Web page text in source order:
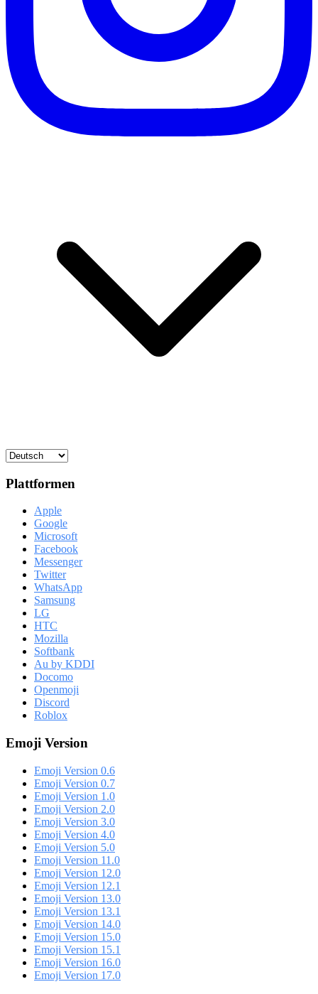
Plattformen
Apple
Google
Microsoft
Facebook
Messenger
Twitter
WhatsApp
Samsung
LG
HTC
Mozilla
Softbank
Au by KDDI
Docomo
Openmoji
Discord
Roblox
Emoji Version
Emoji Version 0.6
Emoji Version 0.7
Emoji Version 1.0
Emoji Version 2.0
Emoji Version 3.0
Emoji Version 4.0
Emoji Version 5.0
Emoji Version 11.0
Emoji Version 12.0
Emoji Version 12.1
Emoji Version 13.0
Emoji Version 13.1
Emoji Version 14.0
Emoji Version 15.0
Emoji Version 15.1
Emoji Version 16.0
Emoji Version 17.0